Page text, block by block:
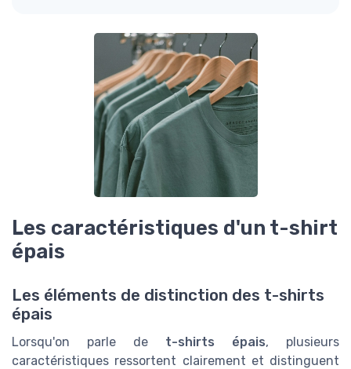
Les caractéristiques d'un t-shirt
épais
Les éléments de distinction des t-shirts
épais
Lorsqu'on parle de t-shirts épais, plusieurs
caractéristiques ressortent clairement et distinguent